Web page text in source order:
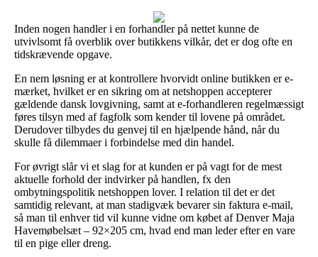
Inden nogen handler i en forhandler på nettet kunne de
utvivlsomt få overblik over butikkens vilkår, det er dog ofte en
tidskrævende opgave.
En nem løsning er at kontrollere hvorvidt online butikken er e-
mærket, hvilket er en sikring om at netshoppen accepterer
gældende dansk lovgivning, samt at e-forhandleren regelmæssigt
føres tilsyn med af fagfolk som kender til lovene på området.
Derudover tilbydes du genvej til en hjælpende hånd, når du
skulle få dilemmaer i forbindelse med din handel.
For øvrigt slår vi et slag for at kunden er på vagt for de mest
aktuelle forhold der indvirker på handlen, fx den
ombytningspolitik netshoppen lover. I relation til det er det
samtidig relevant, at man stadigvæk bevarer sin faktura e-mail,
så man til enhver tid vil kunne vidne om købet af Denver Maja
Havemøbelsæt – 92×205 cm, hvad end man leder efter en vare
til en pige eller dreng.